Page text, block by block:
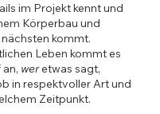
im Projekt kennt und
Körperbau und
kommt.
Leben kommt es
wer etwas sagt,
in respektvoller Art und
Zeitpunkt.